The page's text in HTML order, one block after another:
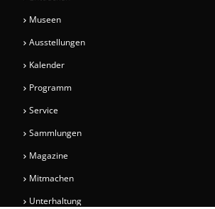
Museen
Ausstellungen
Kalender
Programm
Service
Sammlungen
Magazine
Mitmachen
Unterhaltung